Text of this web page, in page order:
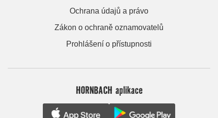
Ochrana údajů a právo
Zákon o ochraně oznamovatelů
Prohlášení o přístupnosti
HORNBACH aplikace